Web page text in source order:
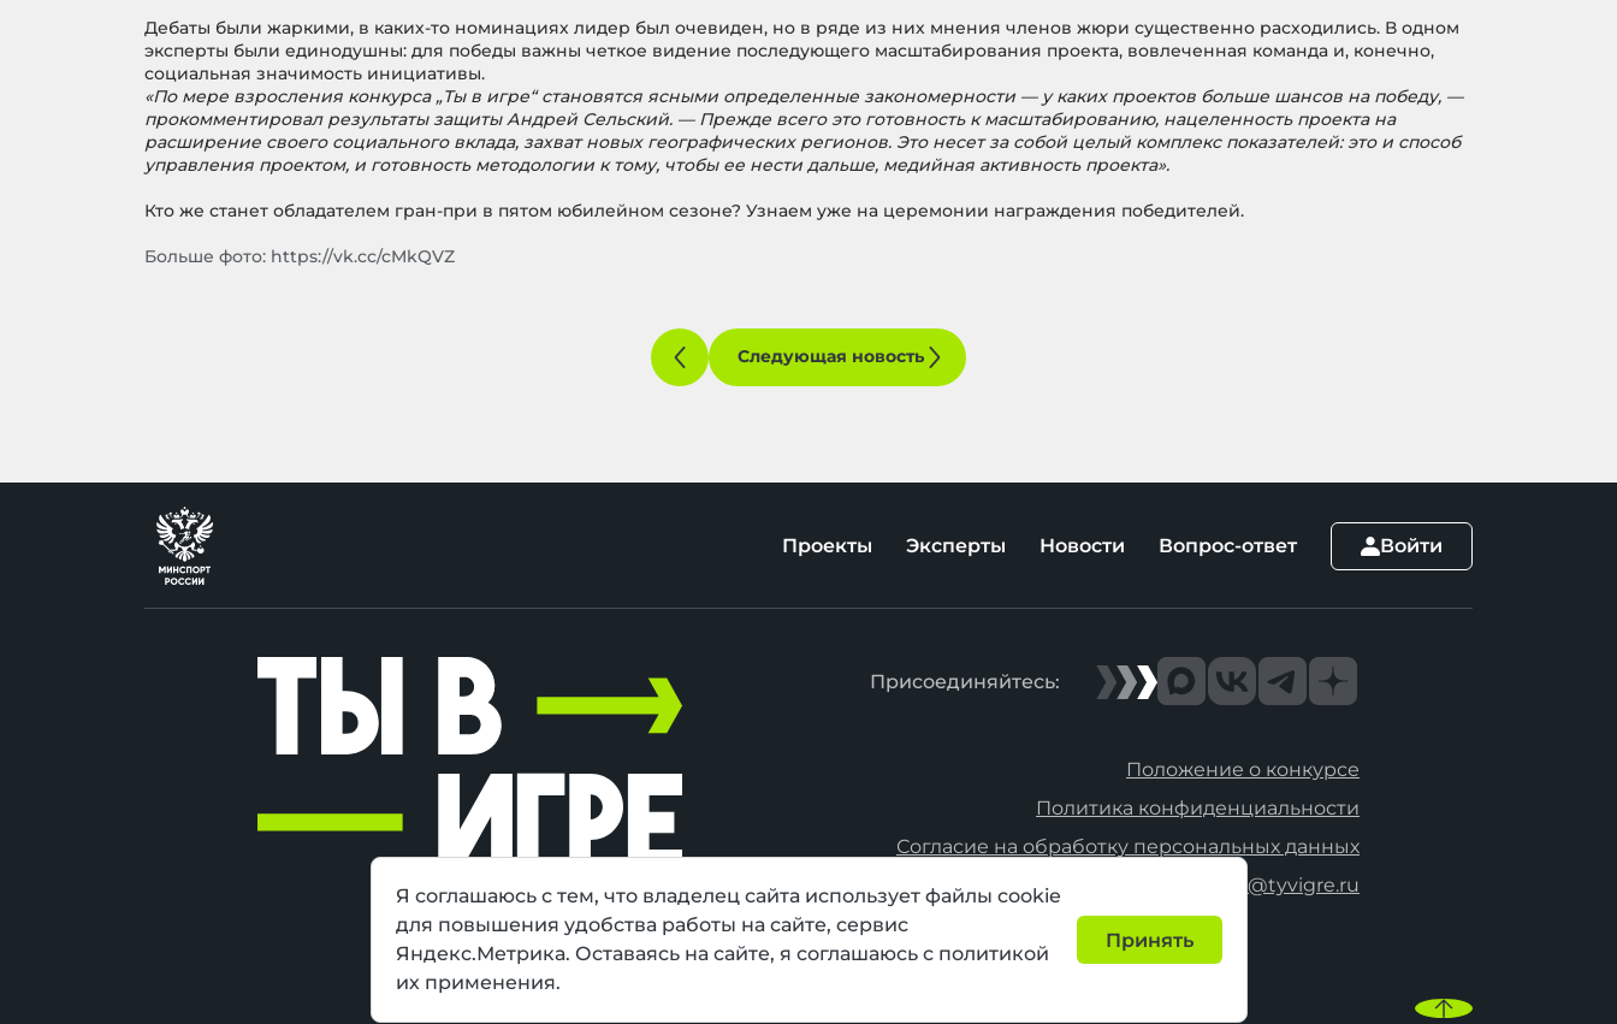
Дебаты были жаркими, в каких-то номинациях лидер был очевиден, но в ряде из них мнения членов жюри существенно расходились. В одном
эксперты были единодушны: для победы важны четкое видение последующего масштабирования проекта, вовлеченная команда и, конечно,
социальная значимость инициативы.
«По мере взросления конкурса „Ты в игре“ становятся ясными определенные закономерности — у каких проектов больше шансов на победу, —
прокомментировал результаты защиты Андрей Сельский. — Прежде всего это готовность к масштабированию, нацеленность проекта на
расширение своего социального вклада, захват новых географических регионов. Это несет за собой целый комплекс показателей: это и способ
управления проектом, и готовность методологии к тому, чтобы ее нести дальше, медийная активность проекта».
Кто же станет обладателем гран-при в пятом юбилейном сезоне? Узнаем уже на церемонии награждения победителей.
Больше фото: https://vk.cc/cMkQVZ
Следующая новость
Я соглашаюсь с тем, что владелец сайта использует файлы cookie
для повышения удобства работы на сайте, сервис
Яндекс.Метрика. Оставаясь на сайте, я соглашаюсь с политикой
их применения.
Принять
Проекты Эксперты Новости Вопрос-ответ Войти
Присоединяйтесь:
Положение о конкурсе
Политика конфиденциальности
Согласие на обработку персональных данных
hello@tyvigre.ru
Ты в игре — официальный ресурс всероссийского конкурса спортивных